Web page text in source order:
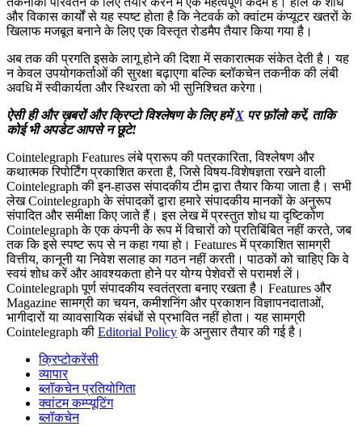
और विकास कार्यों से यह स्पष्ट होता है कि नेटवर्क को क्वांटम कंप्यूटर खतरों के
खिलाफ मजबूत बनाने के लिए एक विस्तृत रोडमैप तैयार किया गया है।
अब तक की प्रगति इसके लागू होने की दिशा में सकारात्मक संकेत देती है। यह
न केवल उपयोगकर्ताओं की सुरक्षा बढ़ाएगा बल्कि ब्लॉकचेन तकनीक की लंबी
अवधि में स्वीकार्यता और स्थिरता को भी सुनिश्चित करेगा।
ऐसी ही और ख़बरों और क्रिप्टो विश्लेषण के लिए हमेंX पर फ़ॉलो करें, ताकि
कोई भी अपडेट आपसे न छूटे!
Cointelegraph Features लंबे प्रारूप की पत्रकारिता, विश्लेषण और
कथात्मक रिपोर्टिंग प्रकाशित करता है, जिसे विषय-विशेषज्ञता रखने वाली
Cointelegraph की इन-हाउस संपादकीय टीम द्वारा तैयार किया जाता है। सभी
लेख Cointelegraph के संपादकों द्वारा हमारे संपादकीय मानकों के अनुरूप
संपादित और समीक्षा किए जाते हैं। इस लेख में प्रस्तुत शोध या दृष्टिकोण
Cointelegraph के एक कंपनी के रूप में विचारों को प्रतिबिंबित नहीं करते, जब
तक कि इसे स्पष्ट रूप से न कहा गया हो। Features में प्रकाशित सामग्री
वित्तीय, कानूनी या निवेश सलाह का गठन नहीं करती। पाठकों को चाहिए कि वे
स्वयं शोध करें और आवश्यकता होने पर योग्य पेशेवरों से परामर्श लें।
Cointelegraph पूर्ण संपादकीय स्वतंत्रता बनाए रखता है। Features और
Magazine सामग्री का चयन, कमीशनिंग और प्रकाशन विज्ञापनदाताओं,
भागीदारों या व्यावसायिक संबंधों से प्रभावित नहीं होता। यह सामग्री
Cointelegraph की Editorial Policyके अनुसार तैयार की गई है।
क्रिप्टोकरेंसी
व्यापार
ब्लॉकचेन प्रतियोगिता
क्वांटम कम्प्यूटिंग
ब्लॉकचेन